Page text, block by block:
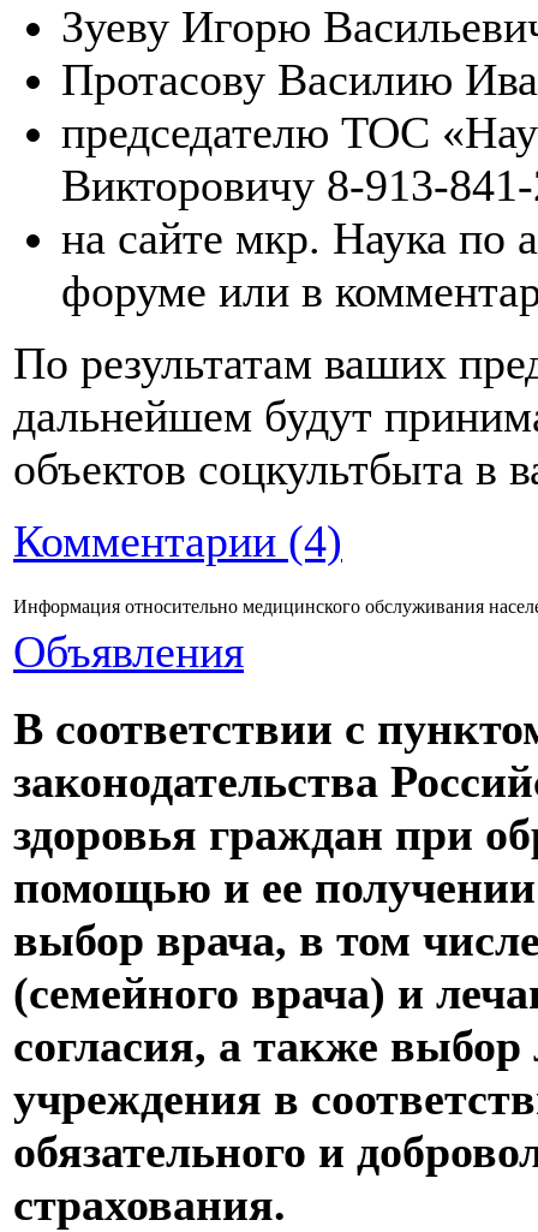
Зуеву Игорю
Протасову Василию
председателю ТОС
Викторовичу 8-913-
на сайте мкр. Наука по
форуме или в
По результатам ваших
дальнейшем будут
объектов соцкультбыта в
Комментарии (4)
Информация относительно медицинского обслуживания
Объявления
В соответствии с
законодательства
здоровья граждан при
помощью и ее
выбор врача, в том
(семейного врача) и
согласия, а также
учреждения в
обязательного и
страхования.